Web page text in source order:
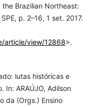
Brazilian Northeast:
p. 2–16, 1 set. 2017.
article/view/12868>.
lutas históricas e
In: ARAÚJO, Adilson
da (Orgs.) Ensino